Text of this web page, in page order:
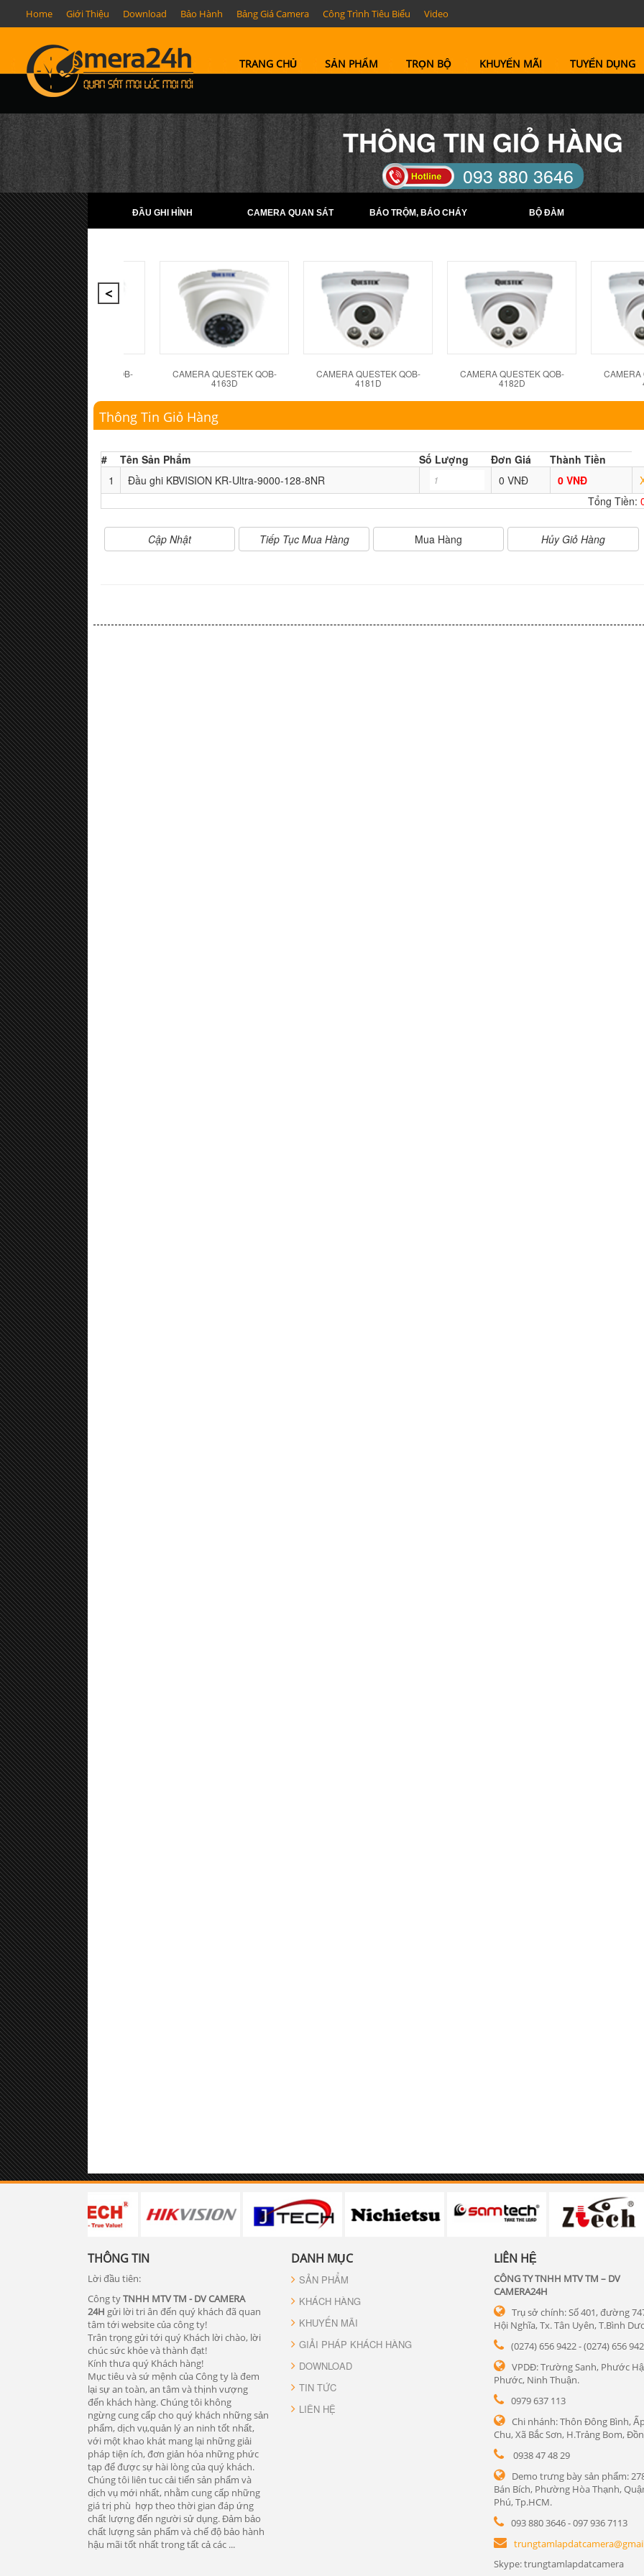
Home Giới Thiệu Download Bảo Hành Bảng Giá Camera Công Trình Tiêu Biểu Video
TRANG CHỦ SẢN PHẨM TRỌN BỘ KHUYẾN MÃI TUYỂN DỤNG
THÔNG TIN GIỎ HÀNG
093 880 3646
TELL: (0274) 6569422 -
(0274) 6569423
ĐẦU GHI HÌNH CAMERA QUAN SÁT BÁO TRỘM, BÁO CHÁY BỘ ĐÀM
CAMERA QUESTEK QOB-
4162D
CAMERA QUESTEK QOB-
4163D
CAMERA QUESTEK QOB-
4181D
CAMERA QUESTEK QOB-
4182D
CAMERA
Thông Tin Giỏ Hàng
# Tên Sản Phẩm Số Lượng Đơn Giá
Thành Tiền
1
Đầu ghi KBVISION KR-Ultra-9000-128-8NR 0 VNĐ 0 VNĐ
Tổng Tiền:
Mua Hàng
THÔNG TIN
Lời đầu tiên:
Công tyTNHH MTV TM - DV CAMERA
24H gửi lời tri ân đến quý khách đã quan
tâm tới website của công ty!
Trân trọng gửi tới quý Khách lời chào, lời
chúc sức khỏe và thành đạt!
Kính thưa quý Khách hàng!
Mục tiêu và sứ mệnh của Công ty là đem
lại sự an toàn, an tâm và thịnh vượng
đến khách hàng. Chúng tôi không
ngừng cung cấp cho quý khách những sản
phẩm, dịch vụ,quản lý an ninh tốt nhất,
với một khao khát mang lại những giải
pháp tiện ích, đơn giản hóa những phức
tạp để được sự hài lòng của quý khách.
Chúng tôi liên tuc cải tiến sản phẩm và
dịch vụ mới nhất, nhằm cung cấp những
giá trị phù hợp theo thời gian đáp ứng
chất lượng đến người sử dụng. Đảm bảo
chất lượng sản phẩm và chế độ bảo hành
hậu mãi tốt nhất trong tất cả các ...
DANH MỤC
SẢN PHẨM
KHÁCH HÀNG
KHUYẾN MÃI
GIẢI PHÁP KHÁCH HÀNG
DOWNLOAD
TIN TỨC
LIÊN HỆ
LIÊN HỆ
CÔNG TY TNHH MTV TM – DV
CAMERA24H
Trụ sở chính: Số 401, đường
Hội Nghĩa, Tx. Tân Uyên, T.Bình
(0274) 656 9422 - (0274) 656
VPDĐ: Trường Sanh, Phước
Phước, Ninh Thuận.
0979 637 113
Chi nhánh: Thôn Đông Bình,
Chu, Xã Bắc Sơn, H.Trảng Bom,
0938 47 48 29
Demo trưng bày sản phẩm:
Bán Bích, Phường Hòa Thạnh,
Phú, Tp.HCM.
093 880 3646 - 097 936 7113
Skype: trungtamlapdatcamera